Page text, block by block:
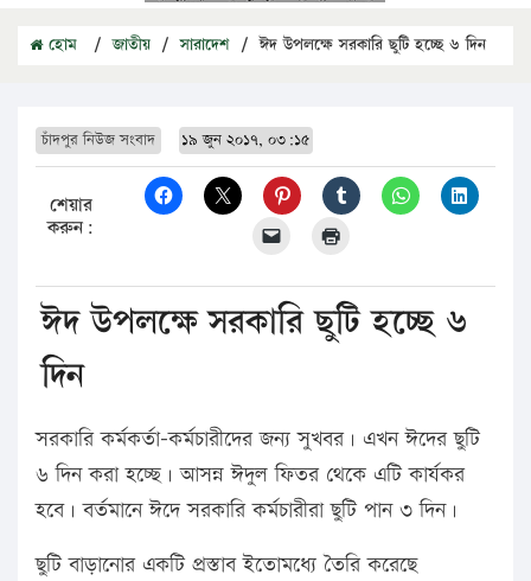
হোম / জাতীয় / সারাদেশ / ঈদ উপলক্ষে সরকারি ছুটি হচ্ছে ৬ দিন
চাঁদপুর নিউজ সংবাদ ১৯ জুন ২০১৭, ০৩:১৫
শেয়ার
করুন:
ঈদ উপলক্ষে সরকারি ছুটি হচ্ছে ৬
দিন
সরকারি কর্মকর্তা-কর্মচারীদের জন্য সুখবর। এখন ঈদের ছুটি
৬ দিন করা হচ্ছে। আসন্ন ঈদুল ফিতর থেকে এটি কার্যকর
হবে। বর্তমানে ঈদে সরকারি কর্মচারীরা ছুটি পান ৩ দিন।
ছুটি বাড়ানোর একটি প্রস্তাব ইতোমধ্যে তৈরি করেছে